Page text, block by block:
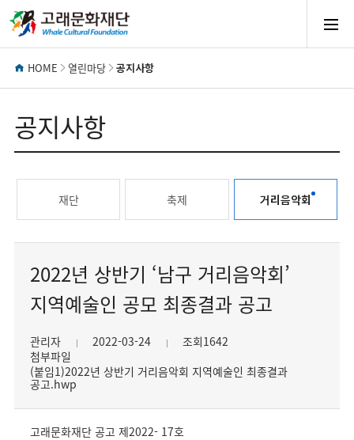
모
뉴
HOME 열린마당 공지사항
공지사항
재단 축제 거리음악회
2022년 상반기 ‘남구 거리음악회’
지역예술인 공모 최종결과 공고
관리자 2022-03-24
조회1642
첨부파일
(붙임1)2022년 상반기 거리음악회 지역예술인 최종결과
공고.hwp
고래문화재단 공고 제2022- 17호